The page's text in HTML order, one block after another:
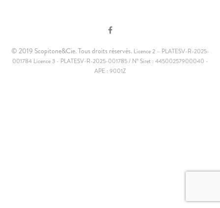
© 2019 Scopitone&Cie. Tous droits réservés. Licence 2 – PLATESV-R-2025-
001784 Licence 3 - PLATESV-R-2025-001785 / N° Siret : 44500257900040 -
APE : 9001Z